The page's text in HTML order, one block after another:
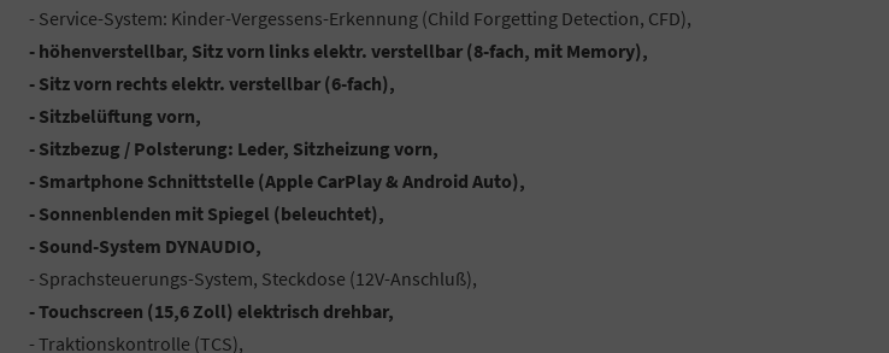
- Service-System: Kinder-Vergessens-Erkennung (Child Forgetting Detection, CFD),
- höhenverstellbar, Sitz vorn links elektr. verstellbar (8-fach, mit Memory),
- Sitz vorn rechts elektr. verstellbar (6-fach),
- Sitzbelüftung vorn,
- Sitzbezug / Polsterung: Leder, Sitzheizung vorn,
- Smartphone Schnittstelle (Apple CarPlay & Android Auto),
- Sonnenblenden mit Spiegel (beleuchtet),
- Sound-System DYNAUDIO,
- Sprachsteuerungs-System, Steckdose (12V-Anschluß),
- Touchscreen (15,6 Zoll) elektrisch drehbar,
- Traktionskontrolle (TCS),